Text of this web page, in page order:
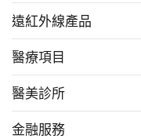
遠紅外線產品
醫療項目
醫美診所
金融服務